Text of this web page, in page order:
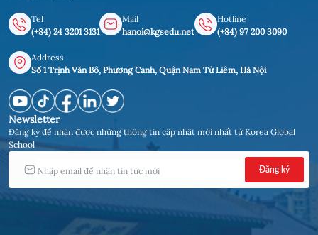
Tel
(+84) 24 3201 3131
Mail
hanoi@kgsedu.net
Hotline
(+84) 97 200 3090
Address
Số 1 Trịnh Văn Bô, Phương Canh, Quận Nam Từ Liêm, Hà Nội
Newsletter
Đăng ký để nhận được những thông tin cập nhật mới nhất từ Korea Global
School